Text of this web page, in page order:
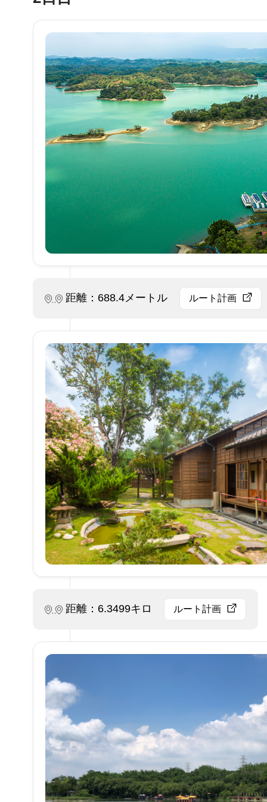
距離：688.4メートル ルート計画
距離：6.3499キロ ルート計画